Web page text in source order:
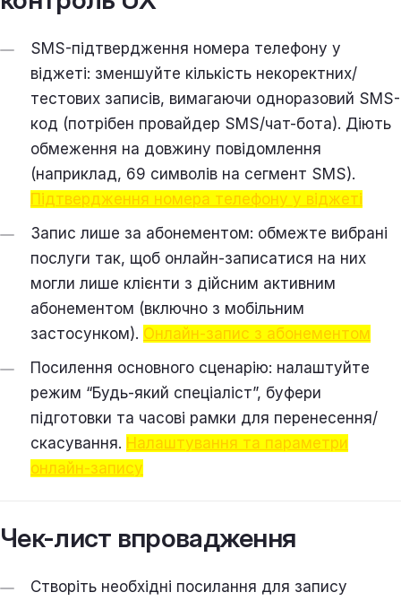
SMS-підтвердження номера телефону у
віджеті: зменшуйте кількість некоректних/
тестових записів, вимагаючи одноразовий SMS-
код (потрібен провайдер SMS/чат-бота). Діють
обмеження на довжину повідомлення
(наприклад, 69 символів на сегмент SMS).
Підтвердження номера телефону у віджеті
Запис лише за абонементом: обмежте вибрані
послуги так, щоб онлайн-записатися на них
могли лише клієнти з дійсним активним
абонементом (включно з мобільним
застосунком). Онлайн-запис з абонементом
Посилення основного сценарію: налаштуйте
режим “Будь-який спеціаліст”, буфери
підготовки та часові рамки для перенесення/
скасування. Налаштування та параметри
онлайн-запису
Чек-лист впровадження
Створіть необхідні посилання для запису